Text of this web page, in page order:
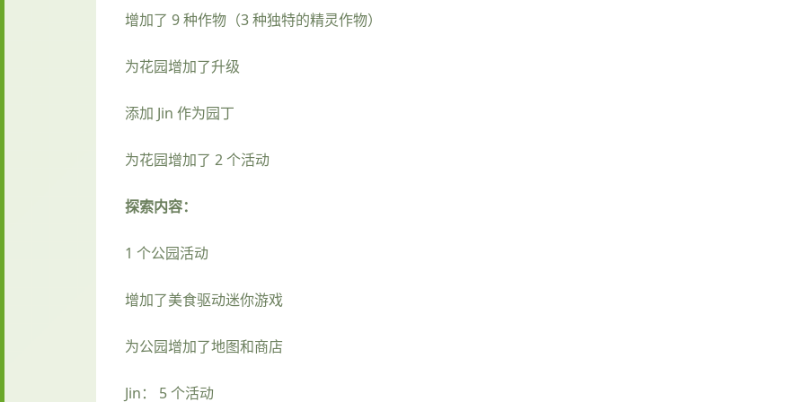
增加了 9 种作物（3 种独特的精灵作物）
为花园增加了升级
添加 Jin 作为园丁
为花园增加了 2 个活动
探索内容：
1 个公园活动
增加了美食驱动迷你游戏
为公园增加了地图和商店
Jin： 5 个活动